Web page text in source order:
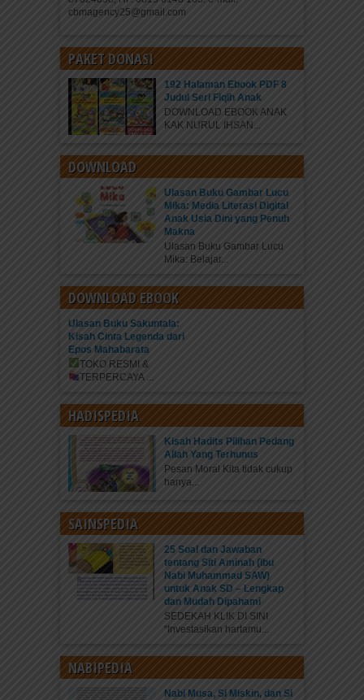
cbmagency25@gmail.com
PAKET DONASI
192 Halaman Ebook PDF 8
Judul Seri Fiqih Anak
DOWNLOAD EBOOK ANAK
KAK NURUL IHSAN...
DOWNLOAD
Ulasan Buku Gambar Lucu
Mika: Media Literasi Digital
Anak Usia Dini yang Penuh
Makna
Ulasan Buku Gambar Lucu
Mika: Belajar...
DOWNLOAD EBOOK
Ulasan Buku Sakuntala:
Kisah Cinta Legenda dari
Epos Mahabarata
TOKO RESMI &
TERPERCAYA ...
HADISPEDIA
Kisah Hadits Pilihan Pedang
Allah Yang Terhunus
Pesan Moral Kita tidak cukup
hanya...
SAINSPEDIA
25 Soal dan Jawaban
tentang Siti Aminah (Ibu
Nabi Muhammad SAW)
untuk Anak SD – Lengkap
dan Mudah Dipahami
SEDEKAH KLIK DI SINI
“Investasikan hartamu...
NABIPEDIA
Nabi Musa, Si Miskin, dan Si